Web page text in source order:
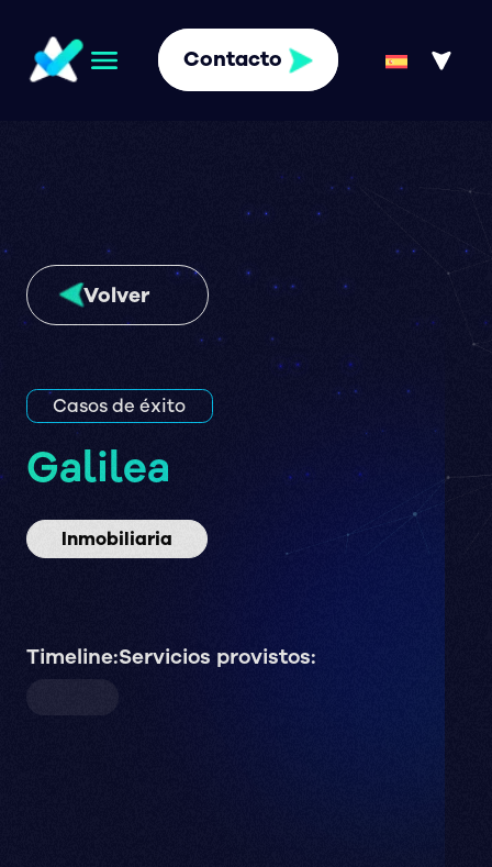
Contacto
Volver
Casos de éxito
Galilea
Inmobiliaria
Timeline:Servicios provistos: